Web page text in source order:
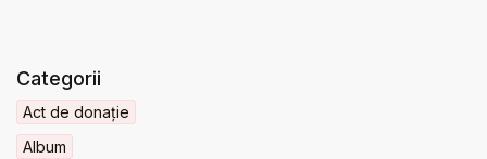
Categorii
Act de donație
Album